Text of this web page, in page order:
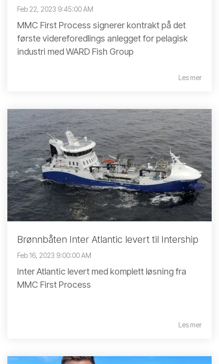
Feb 22, 2023 9:45:00 AM
MMC First Process signerer kontrakt på det
første videreforedlings anlegget for pelagisk
industri med WARD Fish Group
Les mer
Brønnbåten Inter Atlantic levert til Intership
Feb 16, 2023 9:00:00 AM
Inter Atlantic levert med komplett løsning fra
MMC First Process
Les mer